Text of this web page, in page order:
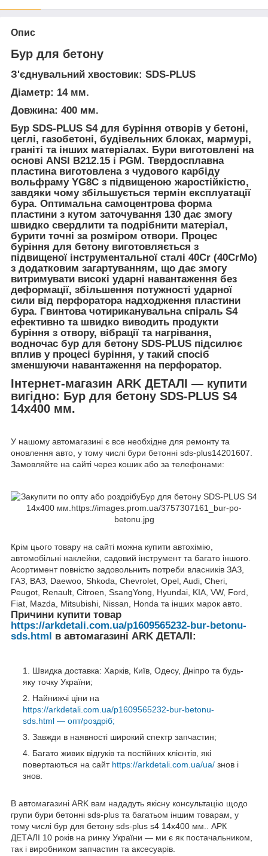
Опис
Бур для бетону
З'єднувальний хвостовик: SDS-PLUS
Діаметр: 14 мм.
Довжина: 400 мм.
Бур SDS-PLUS S4 для буріння отворів у бетоні,
цеглі, газобетоні, будівельних блоках, мармурі,
граніті та інших матеріалах. Бури виготовлені на
основі ANSI B212.15 і PGM. Твердосплавна
пластина виготовлена з чудового карбіду
вольфраму YG8C з підвищеною жаростійкістю,
завдяки чому збільшується термін експлуатації
бура. Оптимальна самоцентрова форма
пластини з кутом заточування 130 дає змогу
швидко свердлити та подрібнити матеріал,
бурити точні за розміром отвори. Процес
буріння для бетону виготовляється з
підвищеної інструментальної сталі 40Cr (40CrMo)
з додатковим загартуванням, що дає змогу
витримувати високі ударні навантаження без
деформації, збільшення потужності ударної
сили від перфоратора надходження пластини
бура. Гвинтова чотириканувальна спіраль S4
ефективно та швидко виводить продукти
буріння з отвору, вібрації та нагрівання,
водночас бур для бетону SDS-PLUS підсилює
вплив у процесі буріння, у такий спосіб
зменшуючи навантаження на перфоратор.
Інтернет-магазин ARK ДЕТАЛІ — купити
вигідно: Бур для бетону SDS-PLUS S4
14x400 мм.
У нашому автомагазині є все необхідне для ремонту та
оновлення авто, у тому числі бури бетонні sds-plus14201607.
Замовляйте на сайті через кошик або за телефонами:
Крім цього товару на сайті можна купити автохімію,
автомобільні наклейки, садовий інструмент та багато іншого.
Асортимент повністю задовольнить потреби власників ЗАЗ,
ГАЗ, ВАЗ, Daewoo, Shkoda, Chevrolet, Opel, Audi, Cheri,
Peugot, Renault, Citroen, SsangYong, Hyundai, KIA, VW, Ford,
Fiat, Mazda, Mitsubishi, Nissan, Honda та інших марок авто.
Причини купити товар
https://arkdetali.com.ua/p1609565232-bur-betonu-
sds.html в автомагазині ARK ДЕТАЛІ:
Швидка доставка: Харків, Київ, Одесу, Дніпро та будь-
яку точку України;
Найнижчі ціни на
https://arkdetali.com.ua/p1609565232-bur-betonu-
sds.html — опт/роздріб;
Завжди в наявності широкий спектр запчастин;
Багато живих відгуків та постійних клієнтів, які
повертаються на сайт https://arkdetali.com.ua/ua/ знов і
знов.
В автомагазині ARK вам нададуть якісну консультацію щодо
групи бури бетонні sds-plus та багатьом іншим товарам, у
тому числі бур для бетону sds-plus s4 14x400 мм.. АРК
ДЕТАЛІ 10 років на ринку України — ми є як постачальником,
так і виробником запчастин та аксесуарів.